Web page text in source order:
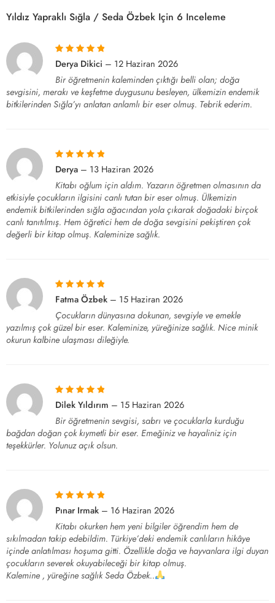
Yıldız Yapraklı Sığla / Seda Özbek Için 6 Inceleme
5 üzerinden5
oy aldı
Derya Dikici – 12 Haziran 2026
Bir öğretmenin kaleminden çıktığı belli olan; doğa
sevgisini, merakı ve keşfetme duygusunu besleyen, ülkemizin endemik
bitkilerinden Sığla’yı anlatan anlamlı bir eser olmuş. Tebrik ederim.
5 üzerinden 5
oy aldı
Derya – 13 Haziran 2026
Kitabı oğlum için aldım. Yazarın öğretmen olmasının da
etkisiyle çocukların ilgisini canlı tutan bir eser olmuş. Ülkemizin
endemik bitkilerinden sığla ağacından yola çıkarak doğadaki birçok
canlı tanıtılmış. Hem öğretici hem de doğa sevgisini pekiştiren çok
değerli bir kitap olmuş. Kaleminize sağlık.
5 üzerinden 5
Fatma Özbek – 15 Haziran 2026
Çocukların dünyasına dokunan, sevgiyle ve emekle
yazılmış çok güzel bir eser. Kaleminize, yüreğinize sağlık. Nice minik
okurun kalbine ulaşması dileğiyle.
5 üzerinden5
Dilek Yıldırım – 15 Haziran 2026
Bir öğretmenin sevgisi, sabrı ve çocuklarla kurduğu
bağdan doğan çok kıymetli bir eser. Emeğiniz ve hayaliniz için
teşekkürler. Yolunuz açık olsun.
5 üzerinden5
Pınar Irmak – 16 Haziran 2026
Kitabı okurken hem yeni bilgiler öğrendim hem de
sıkılmadan takip edebildim. Türkiye’deki endemik canlıların hikâye
içinde anlatılması hoşuma gitti. Özellikle doğa ve hayvanlara ilgi duyan
çocukların severek okuyabileceği bir kitap olmuş.
Kalemine , yüreğine sağlık Seda Özbek..